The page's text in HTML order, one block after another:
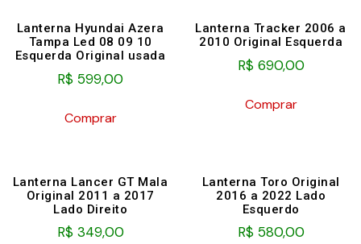
Lanterna Hyundai Azera
Tampa Led 08 09 10
Esquerda Original usada
R$ 599,00
Comprar
Lanterna Tracker 2006 a
2010 Original Esquerda
R$690,00
Comprar
Lanterna Lancer GT Mala
Original 2011 a 2017
Lado Direito
R$349,00
Lanterna Toro Original
2016 a 2022 Lado
Esquerdo
R$580,00